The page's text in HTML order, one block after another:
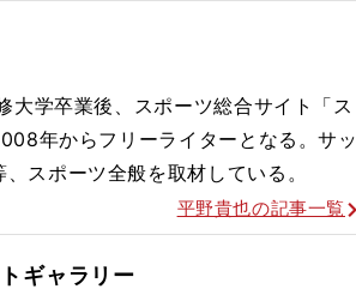
大学卒業後、スポーツ総合サイト「ス
年からフリーライターとなる。サッ
スポーツ全般を取材している。
平野貴也の記事一覧
ギャラリー